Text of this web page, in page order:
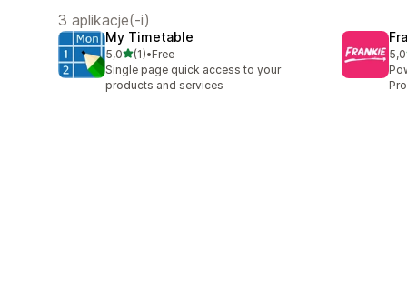
3 aplikacje(-i)
My Timetable
5,0na 5 gwiazdek
(1)
Łączna liczba recenzji: 1
•Free
Single page quick access to your
products and services
5,0